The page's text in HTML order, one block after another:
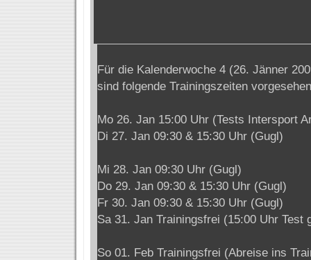
Für die Kalenderwoche 4 (26. Jänner
sind folgende Trainingszeiten
Mo 26. Jan 15:00 Uhr (Tests Intersport
Di 27. Jan 09:30 & 15:30 Uhr (Gugl)
Mi 28. Jan 09:30 Uhr (Gugl)
Do 29. Jan 09:30 & 15:30 Uhr (Gugl)
Fr 30. Jan 09:30 & 15:30 Uhr (Gugl)
Sa 31. Jan Trainingsfrei (15:00 Uhr Test
So 01. Feb Trainingsfrei (Abreise ins